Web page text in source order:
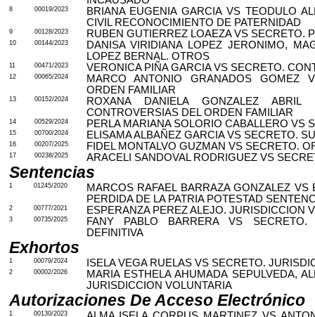
8 00019/2023
BRIANA EUGENIA GARCIA VS TEODULO
CIVIL RECONOCIMIENTO DE PATERNIDAD
9 00128/2023 RUBEN GUTIERREZ LOAEZA VS SECRETO.
10 00144/2023
DANISA VIRIDIANA LOPEZ JERONIMO,
LOPEZ BERNAL. OTROS
11 00471/2023 VERONICA PIÑA GARCIA VS SECRETO.
12 00065/2024
MARCO ANTONIO GRANADOS GOMEZ
ORDEN FAMILIAR
13 00152/2024
ROXANA DANIELA GONZALEZ ABRIL
CONTROVERSIAS DEL ORDEN FAMILIAR
14 00529/2024 PERLA MARIANA SOLORIO CABALLERO VS
15 00700/2024 ELISAMA ALBAÑEZ GARCIA VS SECRETO.
16 00207/2025 FIDEL MONTALVO GUZMAN VS SECRETO.
17 00238/2025 ARACELI SANDOVAL RODRIGUEZ VS
Sentencias
1 01245/2020
MARCOS RAFAEL BARRAZA GONZALEZ
PERDIDA DE LA PATRIA POTESTAD
2 00777/2021 ESPERANZA PEREZ ALEJO. JURISDICCION
3 00735/2025
FANY PABLO BARRERA VS SECRETO.
DEFINITIVA
Exhortos
1 00079/2024 ISELA VEGA RUELAS VS SECRETO.
2 00002/2026
MARIA ESTHELA AHUMADA SEPULVEDA,
JURISDICCION VOLUNTARIA
Autorizaciones De Acceso Electrónico
1 00130/2023